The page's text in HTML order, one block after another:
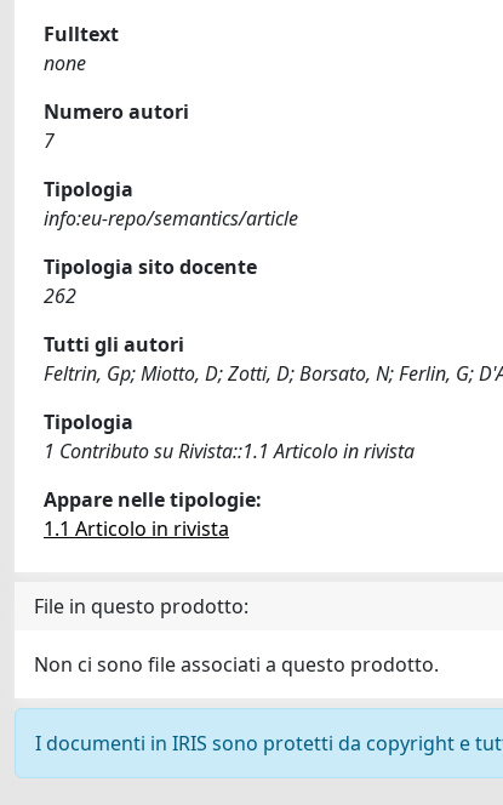
Fulltext
none
Numero autori
7
Tipologia
info:eu-repo/semantics/article
Tipologia sito docente
262
Tutti gli autori
Feltrin, Gp; Miotto, D; Zotti, D; Borsato, N; Ferlin, G;
Tipologia
1 Contributo su Rivista::1.1 Articolo in rivista
Appare nelle tipologie:
1.1 Articolo in rivista
File in questo prodotto:
Non ci sono file associati a questo prodotto.
I documenti in IRIS sono protetti da copyright e